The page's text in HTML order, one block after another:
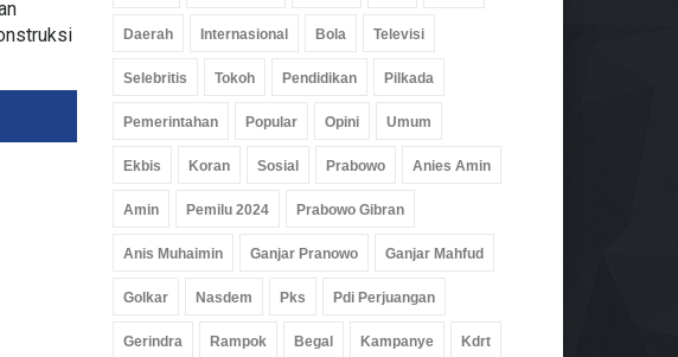
Daerah Internasional Bola Televisi
Selebritis Tokoh Pendidikan Pilkada
Pemerintahan Popular Opini Umum
Ekbis Koran Sosial Prabowo Anies Amin
Amin Pemilu 2024 Prabowo Gibran
Anis Muhaimin Ganjar Pranowo Ganjar Mahfud
Golkar Nasdem Pks Pdi Perjuangan
Gerindra Rampok Begal Kampanye Kdrt